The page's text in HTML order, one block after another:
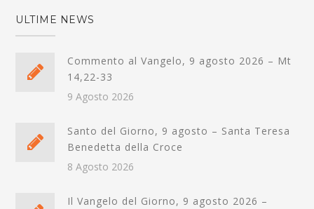
ULTIME NEWS
Commento al Vangelo, 9 agosto 2026 – Mt
14,22-33
9 Agosto 2026
Santo del Giorno, 9 agosto – Santa Teresa
Benedetta della Croce
8 Agosto 2026
Il Vangelo del Giorno, 9 agosto 2026 –